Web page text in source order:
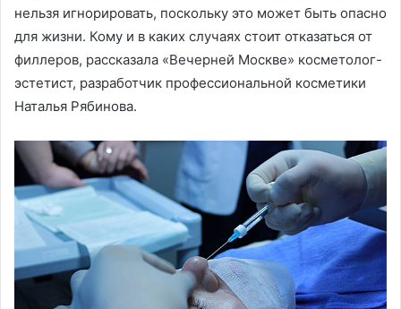
нельзя игнорировать, поскольку это может быть опасно
для жизни. Кому и в каких случаях стоит отказаться от
филлеров, рассказала «Вечерней Москве» косметолог-
эстетист, разработчик профессиональной косметики
Наталья Рябинова.